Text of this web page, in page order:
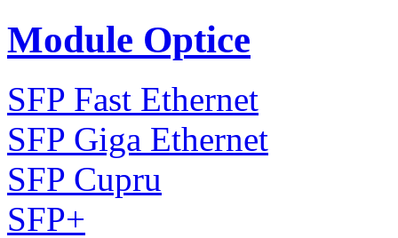
Module Optice
SFP Fast Ethernet
SFP Giga Ethernet
SFP Cupru
SFP+